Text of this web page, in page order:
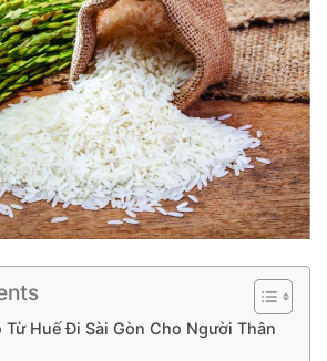
Từ Huế Đi Sài Gòn Cho Người Thân